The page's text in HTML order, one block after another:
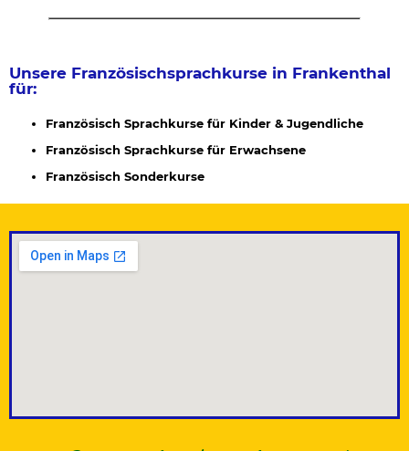
Unsere Französischsprachkurse in Frankenthal
für:
Französisch Sprachkurse für Kinder & Jugendliche
Französisch Sprachkurse für Erwachsene
Französisch Sonderkurse